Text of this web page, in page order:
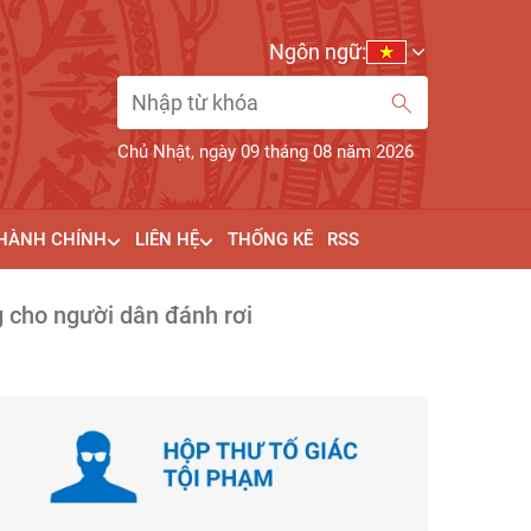
Chủ Nhật, ngày 09 tháng 08 năm 2026
Ngôn ngữ:
CHÍNH LIÊN HỆ THỐNG KÊ RSS
người dân đánh rơi